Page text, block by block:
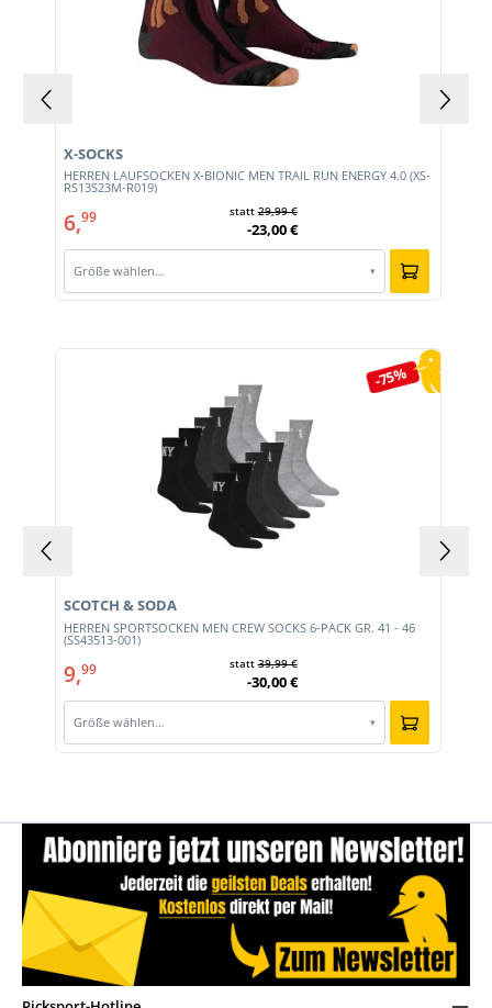
HERREN LAUFSOCKEN X-BIONIC MEN TRAIL RUN ENERGY 4.0 (XS-
RS13S23M-R019)
X-SOCKS
6,99 statt29,99 €
-23,00 €
Größe wählen… ▾
-75%
HERREN SPORTSOCKEN MEN CREW SOCKS 6-PACK GR. 41 - 46
(SS43513-001)
SCOTCH & SODA
9,99 statt39,99 €
-30,00 €
Größe wählen… ▾